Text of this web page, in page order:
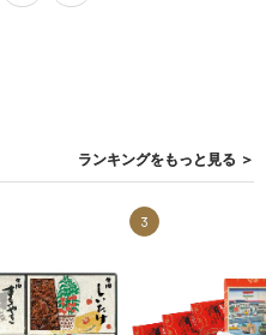
ランキングをもっと見る ＞
3